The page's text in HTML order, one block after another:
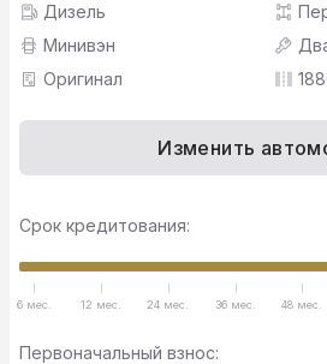
Дизель
Минивэн
Оригинал
Изменить
Срок кредитования:
6 мес. 12 мес. 24 мес. 36 мес. 48 мес.
Первоначальный взнос: